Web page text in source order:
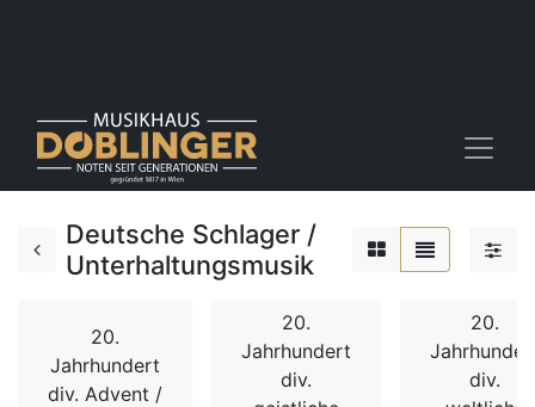
Deutsche Schlager /
Unterhaltungsmusik
20.
Jahrhundert
div. Advent /
20.
Jahrhundert
div.
20.
div.